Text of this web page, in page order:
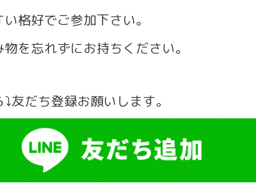
格好でご参加下さい。
を忘れずにお持ちください。
友だち登録お願いします。